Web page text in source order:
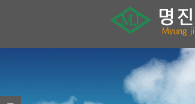
Sketchbook5, 스케치
Sketchbook5, 스케치